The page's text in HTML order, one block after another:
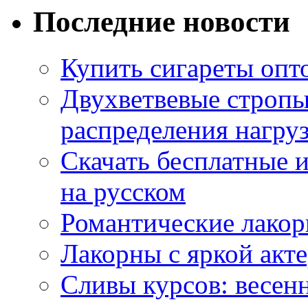
Последние новости
Купить сигареты
Двухветвевые
распределения
Скачать
на русском
Романтические
Лакорны с яркой
Сливы курсов: